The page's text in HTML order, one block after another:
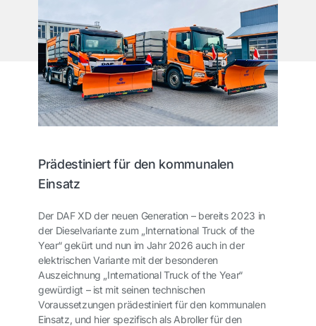
Prädestiniert für den kommunalen
Einsatz
Der DAF XD der neuen Generation – bereits 2023 in
der Dieselvariante zum „International Truck of the
Year“ gekürt und nun im Jahr 2026 auch in der
elektrischen Variante mit der besonderen
Auszeichnung „International Truck of the Year“
gewürdigt – ist mit seinen technischen
Voraussetzungen prädestiniert für den kommunalen
Einsatz, und hier spezifisch als Abroller für den